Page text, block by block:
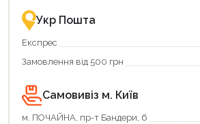
зручно
та
державною
підтримкою!
Укр Пошта
Експрес
Замовлення від 500 грн
Самовивіз м. Київ
м. ПОЧАЙНА, пр-т Бандери, 6